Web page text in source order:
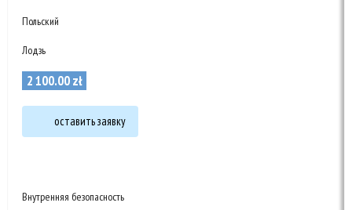
Польский
Лодзь
2 100.00zł
оставить заявку
Внутренняя безопасность